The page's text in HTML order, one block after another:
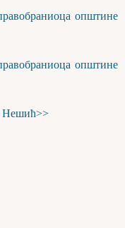
општине
општине
Нешић>>